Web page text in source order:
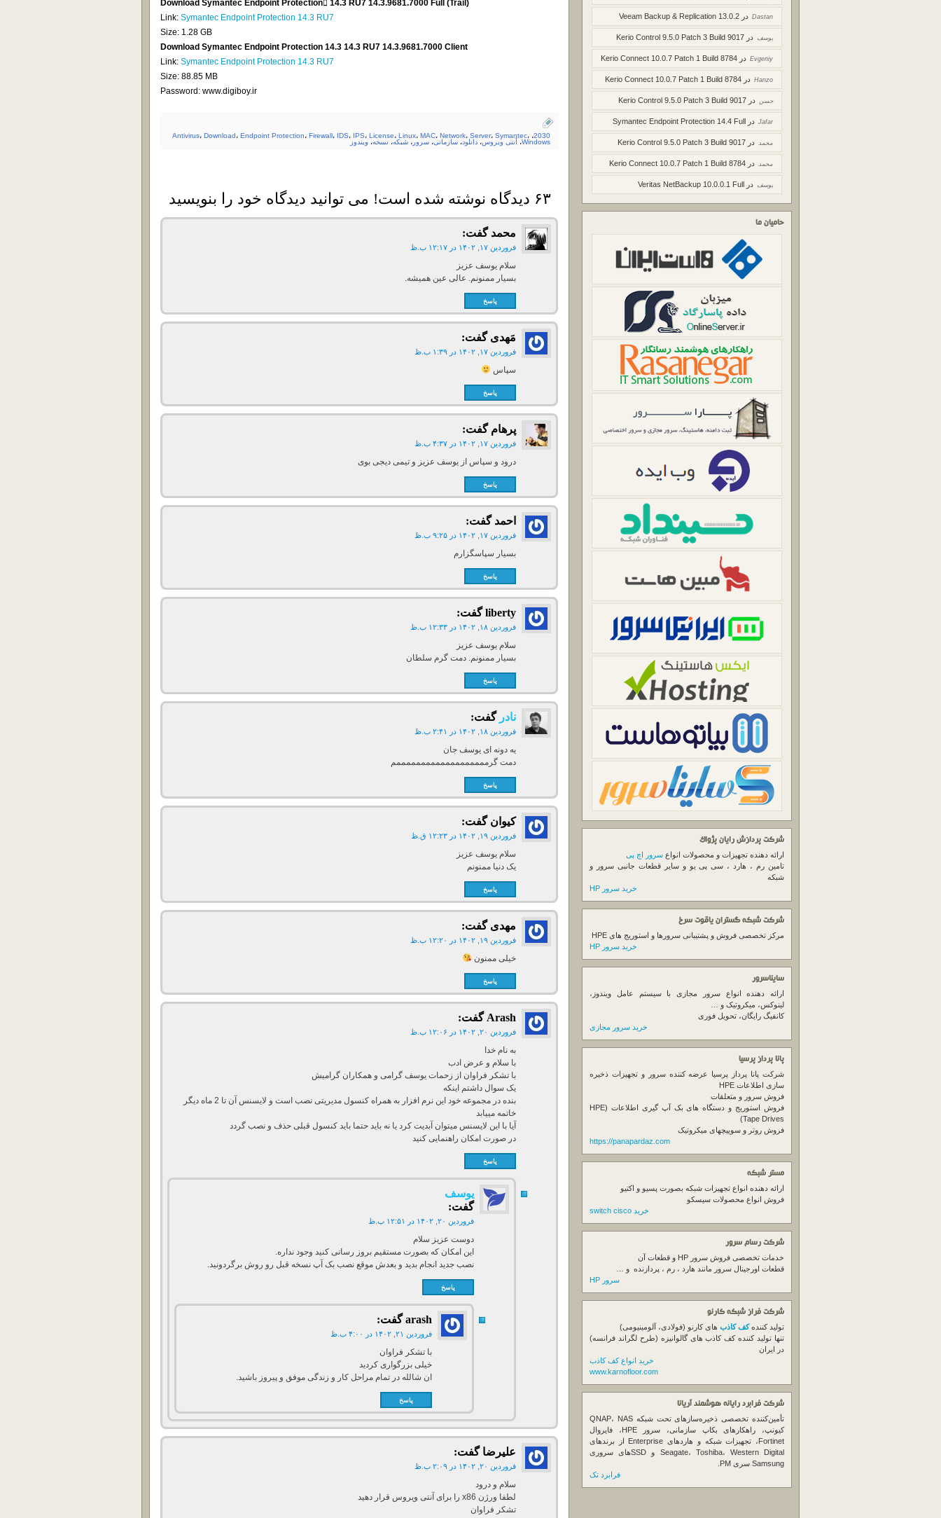
Dastan در Veeam Backup & Replication 13.0.2
یوسف در Kerio Control 9.5.0 Patch 3 Build 9017
Evgeniy در Kerio Connect 10.0.7 Patch 1 Build 8784
Hanzo در Kerio Connect 10.0.7 Patch 1 Build 8784
حسن در Kerio Control 9.5.0 Patch 3 Build 9017
Jafar در Symantec Endpoint Protection 14.4 Full
محمد در Kerio Control 9.5.0 Patch 3 Build 9017
محمد در Kerio Connect 10.0.7 Patch 1 Build 8784
یوسف در Veritas NetBackup 10.0.0.1 Full
حامیان ما
شرکت پردازش رایان پژواک
ارائه دهنده تجهیزات و محصولات انواع سرور اچ پی
تامین رم ، هارد ، سی پی یو و سایر قطعات جانبی سرور و
شبکه
خرید سرور HP
شرکت شبکه گستران یاقوت سرخ
مرکز تخصصی فروش و پشتیبانی سرورها و استوریج های HPE
خرید سرور HP
سایناسرور
ارائه دهنده انواع سرور مجازی با سیستم عامل ویندوز،
لینوکس، میکروتیک و …
کانفیگ رایگان، تحویل فوری
خرید سرور مجازی
پانا پرداز پرسیا
شرکت پانا پرداز پرسیا عرضه کننده سرور و تجهیزات ذخیره
سازی اطلاعات HPE
فروش سرور و متعلقات
فروش استوریج و دستگاه های بک آپ گیری اطلاعات (HPE
Tape Drives)
فروش روتر و سوییچهای میکروتیک
https://panapardaz.com
مستر شبکه
ارائه دهنده انواع تجهیزات شبکه بصورت پسیو و اکتیو
فروش انواع محصولات سیسکو
خرید switch cisco
شرکت رسام سرور
خدمات تخصصی فروش سرور
قطعات اورجینال سرور مانند هارد ، رم ، پردازنده و …
سرور HP
شرکت فراز شبکه کارنو
تولید کنندهکف کاذب های کارنو (فولادی، آلومینیومی)
تنها تولید کننده کف کاذب های گالوانیزه (طرح لگراند فرانسه)
در ایران
خرید انواع کف کاذب
www.karnofloor.com
شرکت فرابرد رایانه هوشمند آریانا
تأمین‌کننده تخصصی ذخیره‌سازهای تحت شبکه QNAP، NAS
کیونپ، راهکارهای بکاپ سازمانی، سرور HPE، فایروال
Fortinet، تجهیزات شبکه و هاردهای Enterprise از برندهای
Seagate، Toshiba، Western Digital و SSDهای سروری
Samsung سری PM.
فرابرد تک
Link: Symantec Endpoint Protection 14.3 RU7
Size: 1.28 GB
Download Symantec Endpoint Protection 14.3 14.3 RU7 14.3.9681.7000 Client
Link: Symantec Endpoint Protection 14.3 RU7
Size: 88.85 MB
Password: www.digiboy.ir
2030، Antivirus، Download، Endpoint Protection، Firewall، IDS، IPS، License، Linux، MAC، Network، Server، Symantec،
Windows، آنتی ویروس، دانلود، سازمانی، سرور ، شبکه، نسخه، ویندوز
۶۳ دیدگاه نوشته شده است! می توانید دیدگاه خود را بنویسید
محمد گفت:
فروردین ۱۷, ۱۴۰۲ در ۱۲:۱۷ ب.ظ
سلام یوسف عزیز
بسیار ممنونم. عالی عین همیشه.
پاسخ
مَهدی گفت:
فروردین ۱۷, ۱۴۰۲ در ۱:۳۹ ب.ظ
سپاس
پاسخ
پرهام گفت:
فروردین ۱۷, ۱۴۰۲ در ۴:۳۷ ب.ظ
درود و سپاس از یوسف عزیز و تیمی دیجی بوی
پاسخ
احمد گفت:
فروردین ۱۷, ۱۴۰۲ در ۹:۲۵ ب.ظ
بسیار سپاسگزارم
پاسخ
liberty گفت:
فروردین ۱۸, ۱۴۰۲ در ۱۲:۳۳ ب.ظ
سلام یوسف عزیز
بسیار ممنونم. دمت گرم سلطان
پاسخ
نادر گفت:
فروردین ۱۸, ۱۴۰۲ در ۲:۴۱ ب.ظ
یه دونه ای یوسف جان
دمت گرمممممممممممممممممممم
پاسخ
کیوان گفت:
فروردین ۱۹, ۱۴۰۲ در ۱۲:۲۳ ق.ظ
سلام یوسف عزیز
یک دنیا ممنونم
پاسخ
مهدی گفت:
فروردین ۱۹, ۱۴۰۲ در ۱۲:۲۰ ب.ظ
خیلی ممنون
پاسخ
Arash گفت:
فروردین ۲۰, ۱۴۰۲ در ۱۲:۰۶ ب.ظ
به نام خدا
با سلام و عرض ادب
با تشکر فراوان از زحمات یوسف گرامی و همکاران گرامیش
یک سوال داشتم اینکه
بنده در مجموعه خود این نرم افزار به همراه کنسول مدیریتی نصب است و لایسنس آن تا 2 ماه دیگر
خاتمه مییابد
آیا با این لایسنس میتوان آبدیت کرد یا نه باید حتما باید کنسول قبلی حذف و نصب گردد
در صورت امکان راهنمایی کنید
پاسخ
یوسف
گفت:
فروردین ۲۰, ۱۴۰۲ در ۱۲:۵۱ ب.ظ
دوست عزیز سلام
این امکان که بصورت مستقیم بروز رسانی کنید وجود نداره.
نصب جدید انجام بدید و بعدش موقع نصب بک آپ نسخه قبل رو روش برگردونید.
پاسخ
arash گفت:
فروردین ۲۱, ۱۴۰۲ در ۴:۰۰ ب.ظ
با تشکر فراوان
خیلی بزرگواری کردید
ان شالله در تمام مراحل کار و زندگی موفق و پیروز باشید.
پاسخ
عليرضا گفت:
فروردین ۲۰, ۱۴۰۲ در ۲:۰۹ ب.ظ
سلام و درود
لطفا ورژن x86 را برای آنتی ویروس قرار دهید
تشکر فراوان